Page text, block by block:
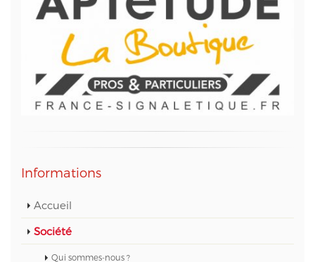
Informations
Accueil
Société
Qui sommes-nous ?